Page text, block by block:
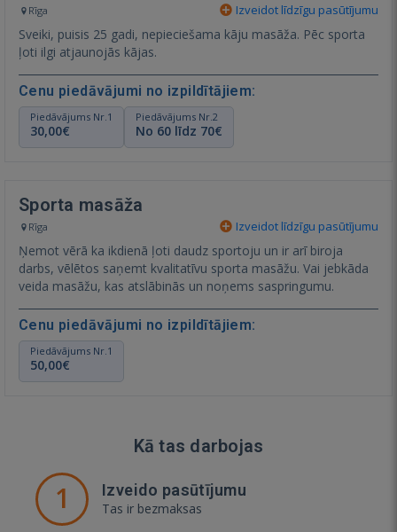
Rīga Izveidot līdzīgu pasūtījumu
Sveiki, puisis 25 gadi, nepieciešama kāju masāža. Pēc sporta
ļoti ilgi atjaunojās kājas.
Cenu piedāvājumi no izpildītājiem:
Piedāvājums Nr.1
30,00€
Piedāvājums Nr.2
No 60 līdz 70€
Sporta masāža
Rīga Izveidot līdzīgu pasūtījumu
Ņemot vērā ka ikdienā ļoti daudz sportoju un ir arī biroja
darbs, vēlētos saņemt kvalitatīvu sporta masāžu. Vai jebkāda
veida masāžu, kas atslābinās un noņems saspringumu.
Cenu piedāvājumi no izpildītājiem:
Piedāvājums Nr.1
50,00€
Kā tas darbojas
1 Izveido pasūtījumu
Tas ir bezmaksas